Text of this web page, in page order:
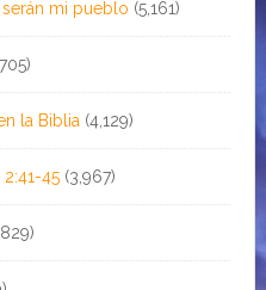
mi pueblo (5,161)
la Biblia (4,129)
2:41-45 (3,967)